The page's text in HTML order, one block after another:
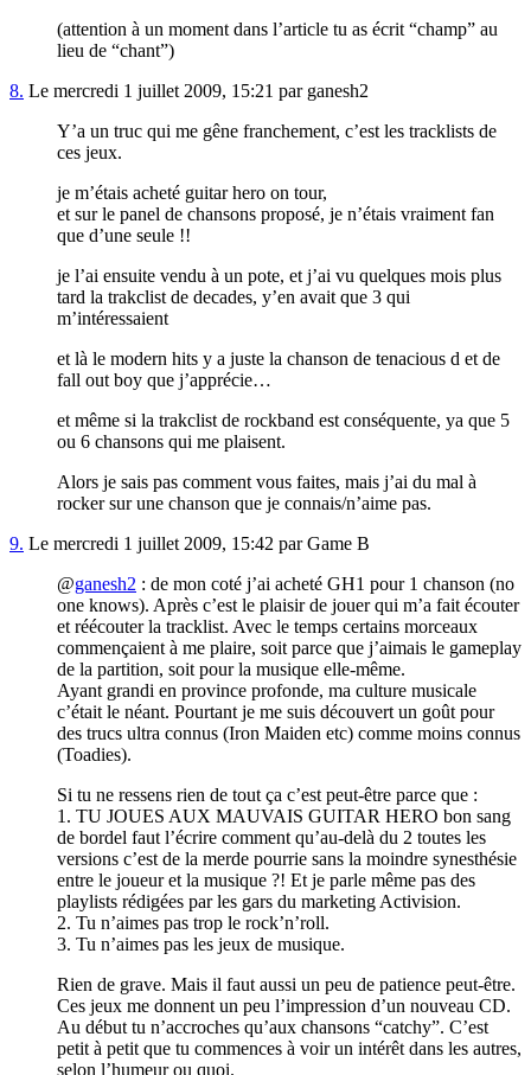
(attention à un moment dans l’article tu as écrit “champ” au
lieu de “chant”)
8. Le mercredi 1 juillet 2009, 15:21 par ganesh2
Y’a un truc qui me gêne franchement, c’est les tracklists de
ces jeux.
je m’étais acheté guitar hero on tour,
et sur le panel de chansons proposé, je n’étais vraiment fan
que d’une seule !!
je l’ai ensuite vendu à un pote, et j’ai vu quelques mois plus
tard la trakclist de decades, y’en avait que 3 qui
m’intéressaient
et là le modern hits y a juste la chanson de tenacious d et de
fall out boy que j’apprécie…
et même si la trakclist de rockband est conséquente, ya que 5
ou 6 chansons qui me plaisent.
Alors je sais pas comment vous faites, mais j’ai du mal à
rocker sur une chanson que je connais/n’aime pas.
9. Le mercredi 1 juillet 2009, 15:42 par Game B
@ganesh2 : de mon coté j’ai acheté GH1 pour 1 chanson (no
one knows). Après c’est le plaisir de jouer qui m’a fait écouter
et réécouter la tracklist. Avec le temps certains morceaux
commençaient à me plaire, soit parce que j’aimais le gameplay
de la partition, soit pour la musique elle-même.
Ayant grandi en province profonde, ma culture musicale
c’était le néant. Pourtant je me suis découvert un goût pour
des trucs ultra connus (Iron Maiden etc) comme moins connus
(Toadies).
Si tu ne ressens rien de tout ça c’est peut-être parce que :
1. TU JOUES AUX MAUVAIS GUITAR HERO bon sang
de bordel faut l’écrire comment qu’au-delà du 2 toutes les
versions c’est de la merde pourrie sans la moindre synesthésie
entre le joueur et la musique ?! Et je parle même pas des
playlists rédigées par les gars du marketing Activision.
2. Tu n’aimes pas trop le rock’n’roll.
3. Tu n’aimes pas les jeux de musique.
Rien de grave. Mais il faut aussi un peu de patience peut-être.
Ces jeux me donnent un peu l’impression d’un nouveau CD.
Au début tu n’accroches qu’aux chansons “catchy”. C’est
petit à petit que tu commences à voir un intérêt dans les autres,
selon l’humeur ou quoi.